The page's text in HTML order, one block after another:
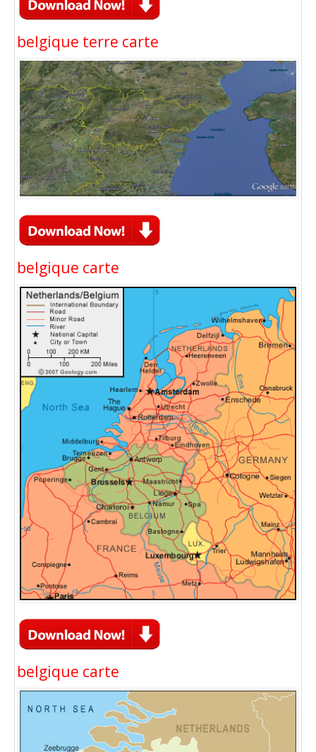
belgique terre carte
belgique carte
belgique carte